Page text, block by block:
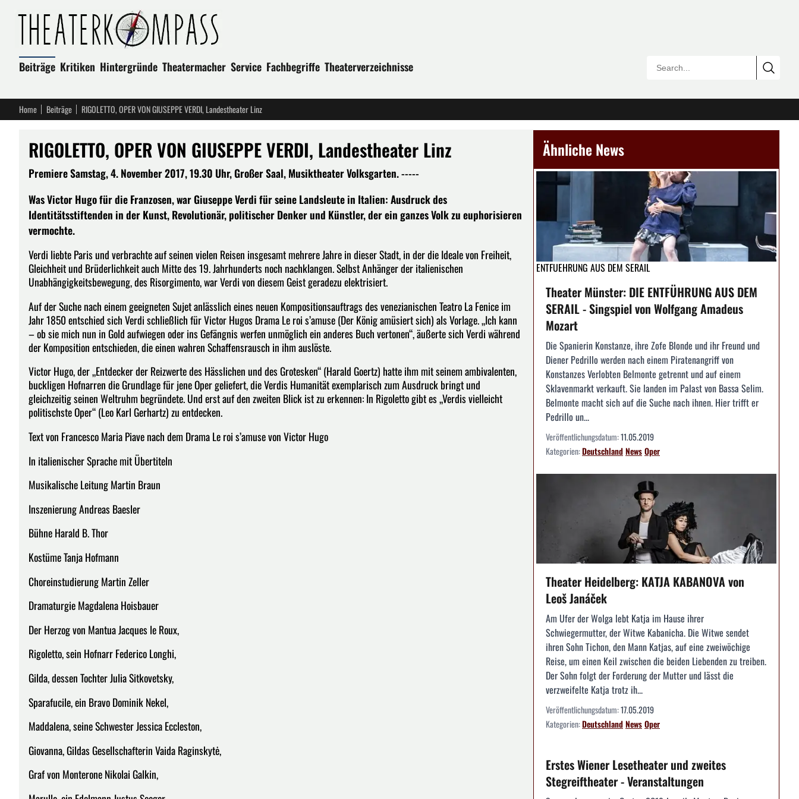
Beiträge Kritiken Hintergründe Theatermacher Service Fachbegriffe Theaterverzeichnisse
Home Beiträge RIGOLETTO, OPER VON GIUSEPPE VERDI, Landestheater Linz
RIGOLETTO, OPER VON GIUSEPPE VERDI, Landestheater Linz
Premiere Samstag, 4. November 2017, 19.30 Uhr, Großer Saal, Musiktheater Volksgarten. -----
Was Victor Hugo für die Franzosen, war Giuseppe Verdi für seine Landsleute in Italien: Ausdruck des
Identitätsstiftenden in der Kunst, Revolutionär, politischer Denker und Künstler, der ein ganzes Volk zu euphorisieren
vermochte.
Verdi liebte Paris und verbrachte auf seinen vielen Reisen insgesamt mehrere Jahre in dieser Stadt, in der die Ideale von Freiheit,
Gleichheit und Brüderlichkeit auch Mitte des 19. Jahrhunderts noch nachklangen. Selbst Anhänger der italienischen
Unabhängigkeitsbewegung, des Risorgimento, war Verdi von diesem Geist geradezu elektrisiert.
Auf der Suche nach einem geeigneten Sujet anlässlich eines neuen Kompositionsauftrags des venezianischen Teatro La Fenice im
Jahr 1850 entschied sich Verdi schließlich für Victor Hugos Drama Le roi s’amuse (Der König amüsiert sich) als Vorlage. „Ich kann
– ob sie mich nun in Gold aufwiegen oder ins Gefängnis werfen unmöglich ein anderes Buch vertonen“, äußerte sich Verdi während
der Komposition entschieden, die einen wahren Schaffensrausch in ihm auslöste.
Victor Hugo, der „Entdecker der Reizwerte des Hässlichen und des Grotesken“ (Harald Goertz) hatte ihm mit seinem ambivalenten,
buckligen Hofnarren die Grundlage für jene Oper geliefert, die Verdis Humanität exemplarisch zum Ausdruck bringt und
gleichzeitig seinen Weltruhm begründete. Und erst auf den zweiten Blick ist zu erkennen: In Rigoletto gibt es „Verdis vielleicht
politischste Oper“ (Leo Karl Gerhartz) zu entdecken.
Text von Francesco Maria Piave nach dem Drama Le roi s’amuse von Victor Hugo
In italienischer Sprache mit Übertiteln
Musikalische Leitung Martin Braun
Inszenierung Andreas Baesler
Bühne Harald B. Thor
Kostüme Tanja Hofmann
Choreinstudierung Martin Zeller
Dramaturgie Magdalena Hoisbauer
Der Herzog von Mantua Jacques le Roux,
Rigoletto, sein Hofnarr Federico Longhi,
Gilda, dessen Tochter Julia Sitkovetsky,
Sparafucile, ein Bravo Dominik Nekel,
Maddalena, seine Schwester Jessica Eccleston,
Giovanna, Gildas Gesellschafterin Vaida Raginskytė,
Graf von Monterone Nikolai Galkin,
Ähnliche News
ENTFUEHRUNG AUS DEM SERAIL
Theater Münster: DIE ENTFÜHRUNG AUS DEM
SERAIL - Singspiel von Wolfgang Amadeus
Mozart
Die Spanierin Konstanze, ihre Zofe Blonde und ihr Freund und
Diener Pedrillo werden nach einem Piratenangriff von
Konstanzes Verlobten Belmonte getrennt und auf einem
Sklavenmarkt verkauft. Sie landen im Palast von Bassa Selim.
Belmonte macht sich auf die Suche nach ihnen. Hier trifft er
Pedrillo un...
Veröffentlichungsdatum:11.05.2019
Kategorien:DeutschlandNewsOper
Theater Heidelberg: KATJA KABANOVA von
Leoš Janáček
Am Ufer der Wolga lebt Katja im Hause ihrer
Schwiegermutter, der Witwe Kabanicha. Die Witwe sendet
ihren Sohn Tichon, den Mann Katjas, auf eine zweiwöchige
Reise, um einen Keil zwischen die beiden Liebenden zu treiben.
Der Sohn folgt der Forderung der Mutter und lässt die
verzweifelte Katja trotz ih...
Veröffentlichungsdatum:17.05.2019
Kategorien:DeutschlandNewsOper
Erstes Wiener Lesetheater und zweites
Stegreiftheater - Veranstaltungen